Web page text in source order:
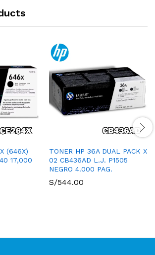
(646X)
17,000
TONER HP 36A DUAL PACK X
02 CB436AD L.J. P1505
NEGRO 4.000 PAG.
S/544.00